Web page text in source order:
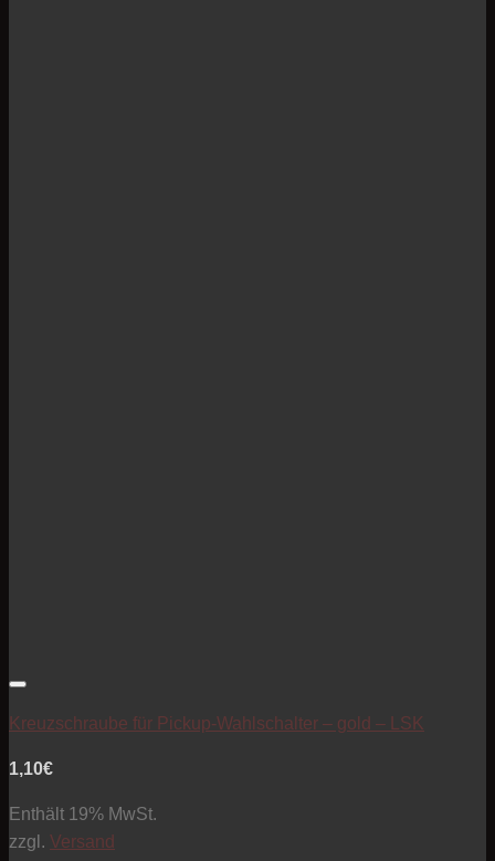
Kreuzschraube für Pickup-Wahlschalter – gold – LSK
1,10€
Enthält 19% MwSt.
zzgl. Versand